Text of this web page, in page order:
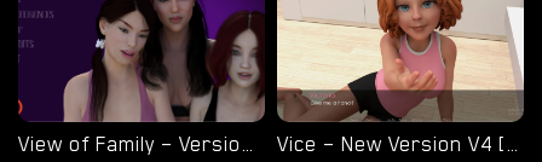
СКАЧАТЬ
ПОРНО
ИГРЫ
View of Family – Version 0.1.4 [Marvel] Vice – New Version V4 [Storyteller97]